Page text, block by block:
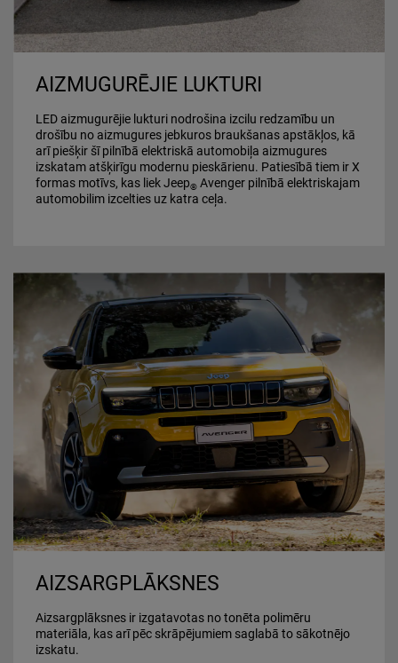
AIZMUGURĒJIE LUKTURI
LED aizmugurējie lukturi nodrošina izcilu redzamību un
drošību no aizmugures jebkuros braukšanas apstākļos, kā
arī piešķir šī pilnībā elektriskā automobiļa aizmugures
izskatam atšķirīgu modernu pieskārienu. Patiesībā tiem ir X
formas motīvs, kas liek Jeep® Avenger pilnībā elektriskajam
automobilim izcelties uz katra ceļa.
AIZSARGPLĀKSNES
Aizsargplāksnes ir izgatavotas no tonēta polimēru
materiāla, kas arī pēc skrāpējumiem saglabā to sākotnējo
izskatu.